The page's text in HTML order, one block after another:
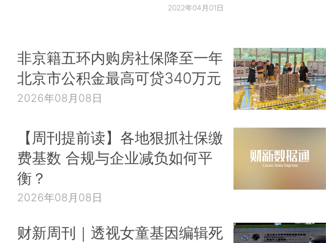
2022年04月01日
非京籍五环内购房社保降至一年
北京市公积金最高可贷340万元
2026年08月08日
【周刊提前读】各地狠抓社保缴
费基数 合规与企业减负如何平
衡？
2026年08月08日
财新周刊｜透视女童基因编辑死